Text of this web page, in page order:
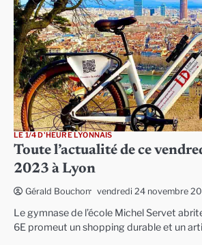
LE 1/4 D'HEURE LYONNAIS
Toute l’actualité de ce
2023 à Lyon
Gérald Bouchon vendredi 24 novembre
Le gymnase de l’école Michel Servet
6E promeut un shopping durable et un